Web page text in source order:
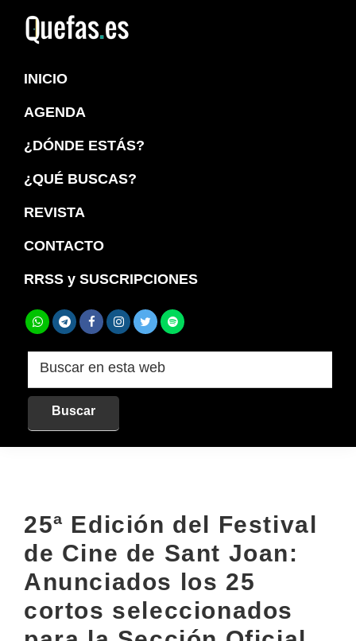
navegación
principal
principal
INICIO
AGENDA
¿DÓNDE ESTÁS?
¿QUÉ BUSCAS?
REVISTA
CONTACTO
RRSS y SUSCRIPCIONES
Buscar
web
25ª Edición del Festival
de Cine de Sant Joan:
Anunciados los 25
cortos seleccionados